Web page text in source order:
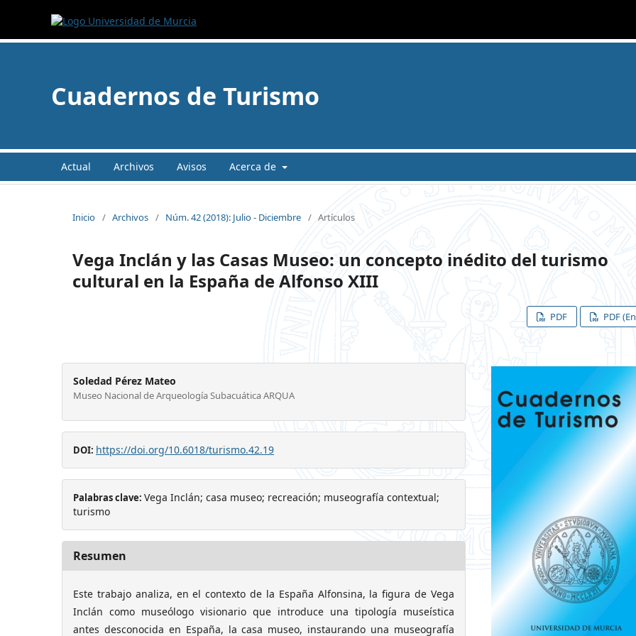
Cuadernos de Turismo
Actual Archivos Avisos Acerca de
Inicio / Archivos / Núm. 42 (2018): Julio - Diciembre / Artículos
Vega Inclán y las Casas Museo: un concepto inédito del turismo
cultural en la España de Alfonso XIII
PDF PDF
Soledad Pérez Mateo
Museo Nacional de Arqueología Subacuática ARQUA
DOI: https://doi.org/10.6018/turismo.42.19
Palabras clave: Vega Inclán; casa museo; recreación; museografía contextual;
turismo
Resumen
Este trabajo analiza, en el contexto de la España Alfonsina, la figura de Vega
Inclán como museólogo visionario que introduce una tipología museística
antes desconocida en España, la casa museo, instaurando una museografía